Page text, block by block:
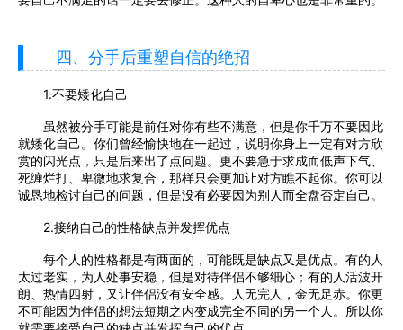
四、分手后重塑自信的绝招
1.不要矮化自己
虽然被分手可能是前任对你有些不满意，但是你千万不要因此
就矮化自己。你们曾经愉快地在一起过，说明你身上一定有对方欣
赏的闪光点，只是后来出了点问题。更不要急于求成而低声下气、
死缠烂打、卑微地求复合，那样只会更加让对方瞧不起你。你可以
诚恳地检讨自己的问题，但是没有必要因为别人而全盘否定自己。
2.接纳自己的性格缺点并发挥优点
每个人的性格都是有两面的，可能既是缺点又是优点。有的人
太过老实，为人处事安稳，但是对待伴侣不够细心；有的人活波开
朗、热情四射，又让伴侣没有安全感。人无完人，金无足赤。你更
不可能因为伴侣的想法短期之内变成完全不同的另一个人。所以你